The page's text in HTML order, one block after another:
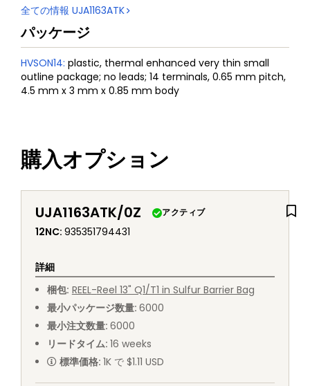
全ての情報 UJA1163ATK
パッケージ
HVSON14: plastic, thermal enhanced very thin small
outline package; no leads; 14 terminals, 0.65 mm pitch,
4.5 mm x 3 mm x 0.85 mm body
購入オプション
UJA1163ATK/0Z アクティブ
12NC: 935351794431
詳細
梱包: REEL-Reel 13" Q1/T1 in Sulfur Barrier Bag
最小パッケージ数量: 6000
最小注文数量: 6000
リードタイム: 16 weeks
標準価格: 1K で $1.11 USD